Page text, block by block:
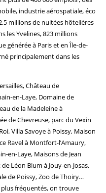
industrie aérospatiale, éco
millions de nuitées hôtelières
les Yvelines, 823 millions
générée à Paris et en Île-de-
principalement dans les
Château de
en-Laye, Domaine de
de la Madeleine à
de Chevreuse, parc du Vexin
Villa Savoye à Poissy, Maison
Ravel à Montfort-l’Amaury,
en-Laye, Maisons de Jean
Léon Blum à Jouy-en-Josas,
de Poissy, Zoo de Thoiry…
plus fréquentés, on trouve